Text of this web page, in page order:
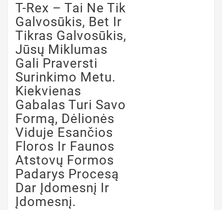
T-Rex – Tai Ne Tik
Galvosūkis, Bet Ir
Tikras Galvosūkis,
Jūsų Miklumas
Gali Praversti
Surinkimo Metu.
Kiekvienas
Gabalas Turi Savo
Formą, Dėlionės
Viduje Esančios
Floros Ir Faunos
Atstovų Formos
Padarys Procesą
Dar Įdomesnį Ir
Įdomesnį.